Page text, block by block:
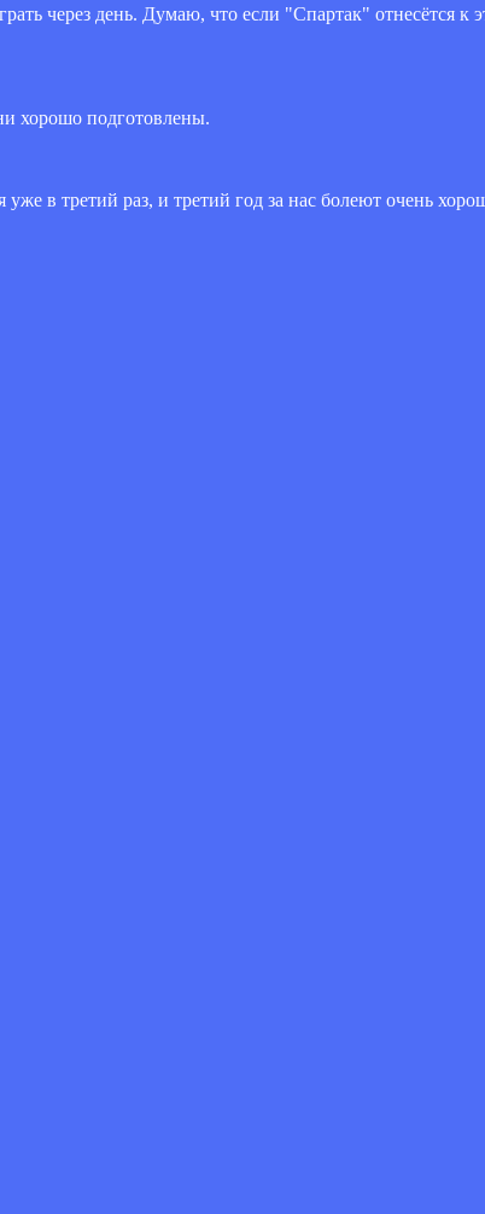
через день. Думаю, что если "Спартак" отнесётся к
хорошо подготовлены.
в третий раз, и третий год за нас болеют очень